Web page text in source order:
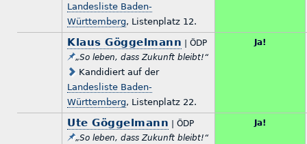
Landesliste Baden-
Württemberg, Listenplatz 12.
Klaus Göggelmann | ÖDP
„So leben, dass Zukunft bleibt!“
Kandidiert auf der
Landesliste Baden-
Württemberg, Listenplatz 22.
Ja!
Ute Göggelmann | ÖDP
„So leben, dass Zukunft bleibt!“
Ja!